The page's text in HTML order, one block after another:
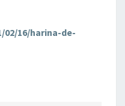
16/harina-de-